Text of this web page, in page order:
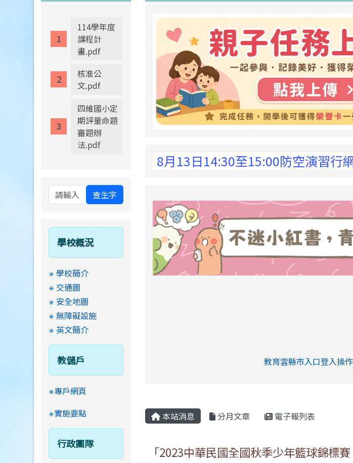
8月13日14:30至15:00防空演習行網降速演
link to
link to https://
教育雲縣市入口登入操
link to
本站消息 分月文章 電子報列表
「2023中華民國全國秋季少年籃球錦標賽
114學年度
課程計
畫.pdf
核准公
文.pdf
四維國小定
期評量命題
審題辦
法.pdf
查生字
學校概況
學校簡介
交通圖
安全地圖
無障礙設施
英文簡介
教儲戶
專戶網頁
實施要點
行政團隊